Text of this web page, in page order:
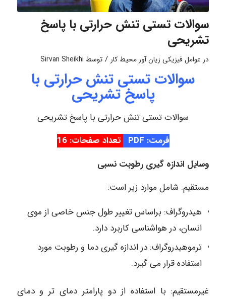
سوالات تستی تنش حرارتی با پاسخ
تشریحی
در عوامل فیزیکی زیان آور محیط کار / توسط Sirvan Sheikhi
سوالات تستی تنش حرارتی با
پاسخ تشریحی
سوالات تستی تنش حرارتی با پاسخ تشریحی
فرمت: PDF
تعداد صفحات: 16
وسایل اندازه گیری رطوبت نسبی
مستقیم: شامل موارد زیر است:
هیدروگراف: براساس تغییر طول جنس خاصی از موی
انسان، در هواشناسی کاربرد دارد.
ترموهیدروگراف: در اندازه گیری دما و رطوبت مورد
استفاده قرار می گیرد.
غیرمستقیم: با استفاده از دو پارامتر دمای تر و دمای